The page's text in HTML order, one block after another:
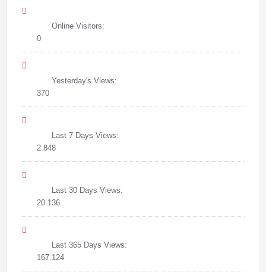
Online Visitors:
0
Yesterday's Views:
370
Last 7 Days Views:
2.848
Last 30 Days Views:
20.136
Last 365 Days Views:
167.124